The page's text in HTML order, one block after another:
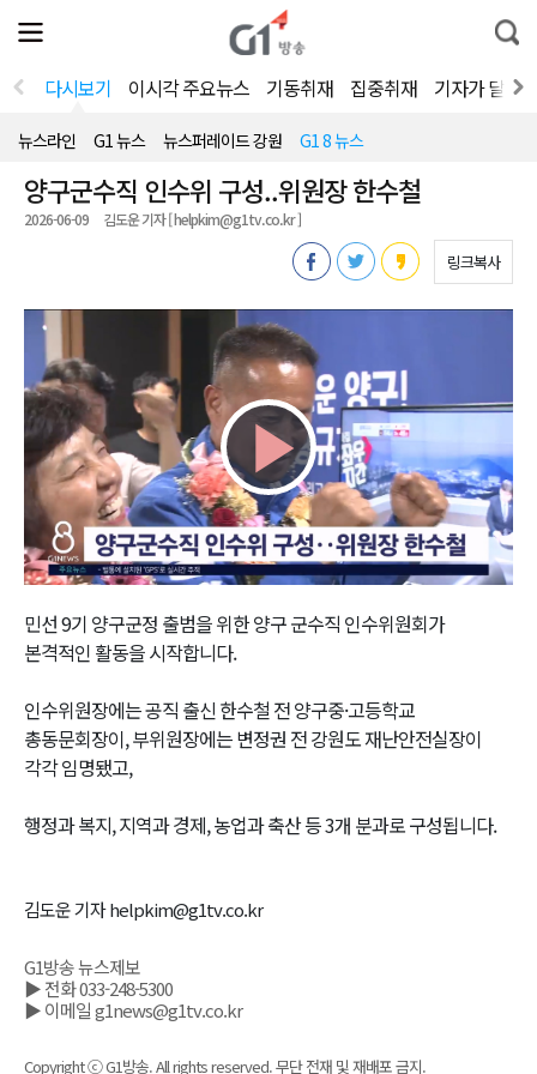
전
체
뉴
열
통
합
색
다시보기 이시각 주요뉴스 기동취재 집중취재 기자가 달려
뉴스라인 G1 뉴스 뉴스퍼레이드 강원 G1 8 뉴스
양구군수직 인수위 구성..위원장 한수철
2026-06-09 김도운 기자 [ helpkim@g1tv.co.kr ]
링크복사
Play
Video
민선 9기 양구군정 출범을 위한 양구 군수직 인수위원회가
본격적인 활동을 시작합니다.
인수위원장에는 공직 출신 한수철 전 양구중·고등학교
총동문회장이, 부위원장에는 변정권 전 강원도 재난안전실장이
각각 임명됐고,
행정과 복지, 지역과 경제, 농업과 축산 등 3개 분과로 구성됩니다.
김도운 기자 helpkim@g1tv.co.kr
G1방송 뉴스제보
▶ 전화 033-248-5300
▶ 이메일 g1news@g1tv.co.kr
Copyright ⓒ G1방송. All rights reserved. 무단 전재 및 재배포 금지.